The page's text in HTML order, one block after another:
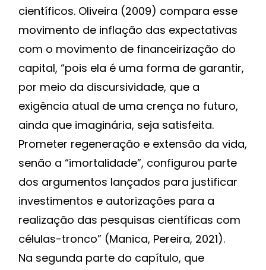
científicos. Oliveira (2009) compara esse
movimento de inflação das expectativas
com o movimento de financeirização do
capital, “pois ela é uma forma de garantir,
por meio da discursividade, que a
exigência atual de uma crença no futuro,
ainda que imaginária, seja satisfeita.
Prometer regeneração e extensão da vida,
senão a “imortalidade”, configurou parte
dos argumentos lançados para justificar
investimentos e autorizações para a
realização das pesquisas científicas com
células-tronco” (Manica, Pereira, 2021).
Na segunda parte do capítulo, que